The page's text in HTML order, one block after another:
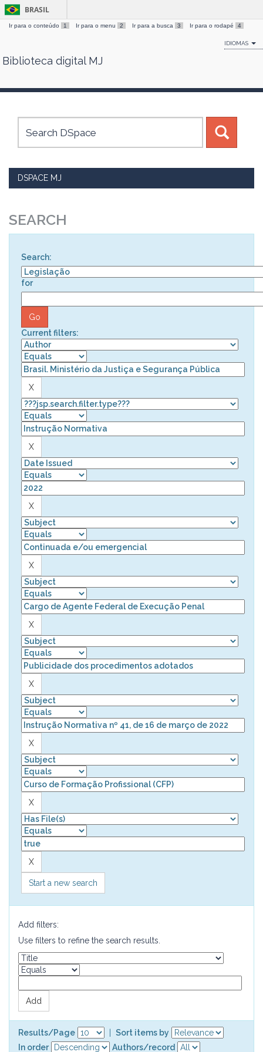
Skip
BRASIL
Ir para o conteúdo 1 Ir para o menu 2 Ir para a busca 3 Ir para o rodapé 4
IDIOMAS
Biblioteca digital MJ
DSPACE MJ
SEARCH
Search:
for
Current filters:
Start a new search
Add filters:
Use filters to refine the search results.
Results/Page
Sort items by
In order
Authors/record